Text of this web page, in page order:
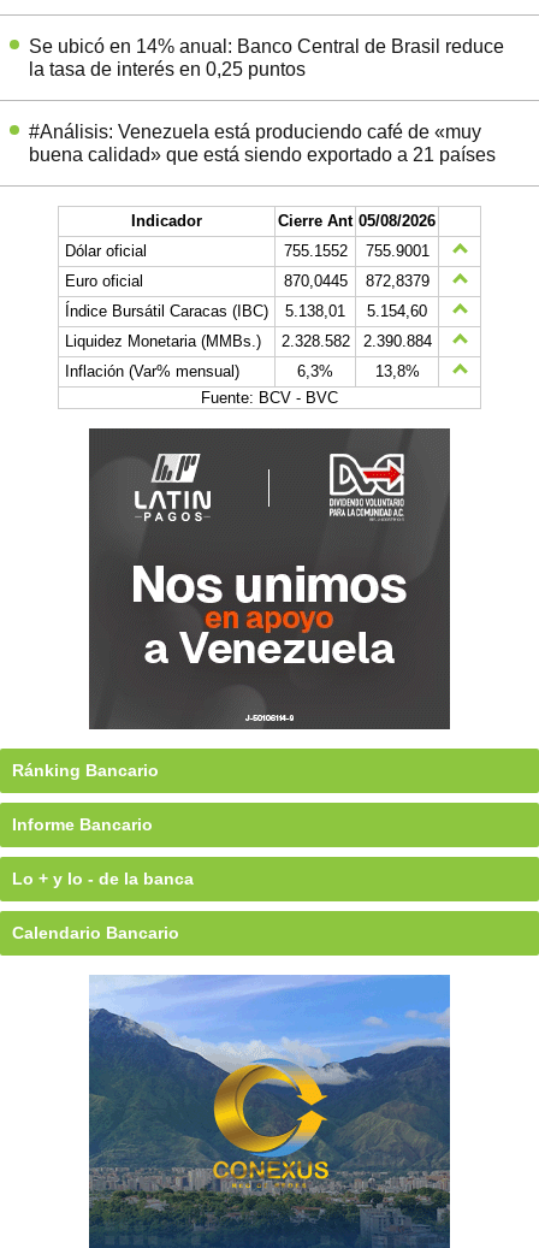
Se ubicó en 14% anual: Banco Central de Brasil reduce
la tasa de interés en 0,25 puntos
#Análisis: Venezuela está produciendo café de «muy
buena calidad» que está siendo exportado a 21 países
Indicador Cierre Ant 05/08/2026
Dólar oficial
755.1552
755.9001
Euro oficial
870,0445
872,8379
Índice Bursátil Caracas (IBC)
5.138,01
5.154,60
Liquidez Monetaria (MMBs.)
2.328.582
2.390.884
Inflación (Var% mensual)
6,3%
13,8%
Fuente: BCV - BVC
Ránking Bancario
Informe Bancario
Lo + y lo - de la banca
Calendario Bancario